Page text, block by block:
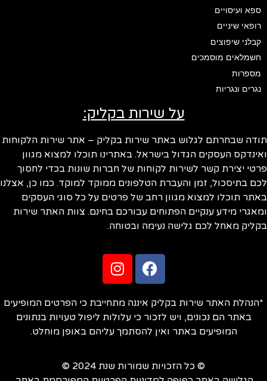
ספא ועיסויים
רופאי שיניים
קבלני שיפוצים
חשמלאים מוסמכים
מספרות
נגרים ונגריות
על שירות בקליק:
שבחרתם לגלוש באתר שירות בקליק – אתר שירות הלקוחות
העסקים הגדול בישראל. באתרינו תוכלו למצוא מגוון
יצירת קשר לשירות לקוחות של חברות שונות בכדי לחסוך
בתיסכול, זמן והעברת הטלפונים ממוקד למוקד. כמו כן, אצלנו
תוכלו למצוא מגוון רחב של פרטים על כל סוגי העסקים
מידע ענקיים הפתוחים עבורכם בחינם. צוות האתר שירות
מאחל לכם גלישה נעימה ובטוחה.
האתר שירות בקליק איננה מתחייבת כי הפרטים המופיעים
באתר הם נכונים, ויש לזכור כי עלולות ליפול טעויות בנתונים
המופיעים באתר ואין להסתמך עליהם באופן מוחלט.
© כל הזכויות שמורות שנת 2024 ©